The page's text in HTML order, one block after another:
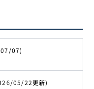
07)
05/22更新)